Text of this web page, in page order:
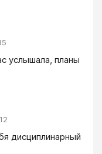
услышала, планы
дисциплинарный